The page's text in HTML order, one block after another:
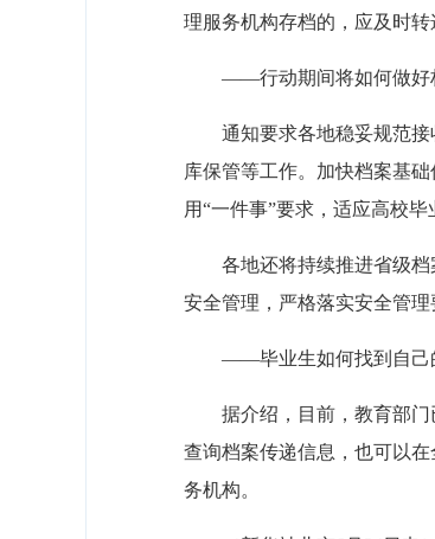
理服务机构存档的，应及时
——行动期间将如何做好
通知要求各地稳妥规范
库保管等工作。加快档案基
用“一件事”要求，适应高校
各地还将持续推进省级
安全管理，严格落实安全管
——毕业生如何找到自己
据介绍，目前，教育部
查询档案传递信息，也可以
务机构。